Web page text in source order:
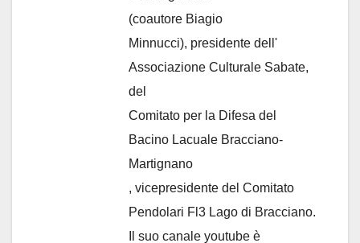
(coautore Biagio
Minnucci), presidente dell'
Associazione Culturale Sabate,
del
Comitato per la Difesa del
Bacino Lacuale Bracciano-
Martignano
, vicepresidente del Comitato
Pendolari Fl3 Lago di Bracciano.
Il suo canale youtube è